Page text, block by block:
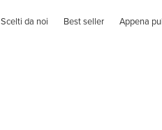
Scelti da noi Best seller Appena